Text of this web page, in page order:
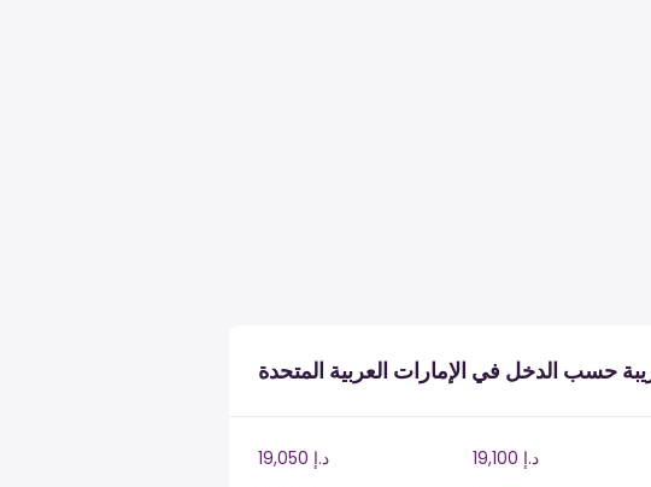
حسب الدخل في الإمارات العربية المتحدة
19,050 د.إ 19,100 د.إ